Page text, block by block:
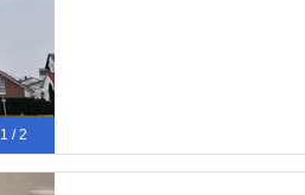
1 / 2